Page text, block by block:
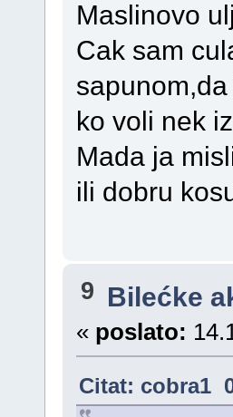
Maslinovo
Cak sam
ko voli nek
Mada ja
ili dobru
9 Bilećke
« poslato:
Citat: cobra1